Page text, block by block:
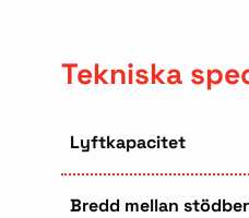
Tekniska
Lyftkapacitet
Bredd mellan